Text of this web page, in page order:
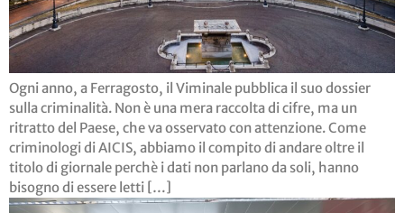
Ogni anno, a Ferragosto, il Viminale pubblica il suo dossier
sulla criminalità. Non è una mera raccolta di cifre, ma un
ritratto del Paese, che va osservato con attenzione. Come
criminologi di AICIS, abbiamo il compito di andare oltre il
titolo di giornale perchè i dati non parlano da soli, hanno
bisogno di essere letti […]